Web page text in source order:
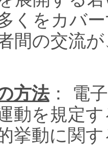
くをカバ
間の交流
方法： 電
動を規定
挙動に関